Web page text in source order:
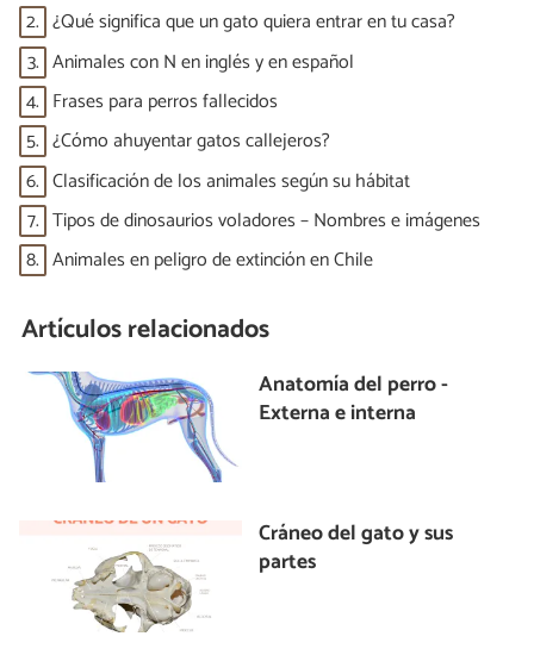
2. ¿Qué significa que un gato quiera entrar en tu casa?
3. Animales con N en inglés y en español
4. Frases para perros fallecidos
5. ¿Cómo ahuyentar gatos callejeros?
6. Clasificación de los animales según su hábitat
7. Tipos de dinosaurios voladores – Nombres e imágenes
8. Animales en peligro de extinción en Chile
Artículos relacionados
Anatomía del perro -
Externa e interna
Cráneo del gato y sus
partes